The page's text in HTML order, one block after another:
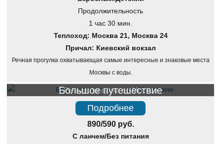
Продолжительность
1 час 30 мин.
Теплоход: Москва 21, Москва 24
Причал: Киевский вокзал
Речная прогулка охватывающая самые интересные и знаковые места
Москвы с воды.
Речная прогулка по Москве
Большое путешествие
Подробнее
890/590 руб.
С ланчем/Без питания